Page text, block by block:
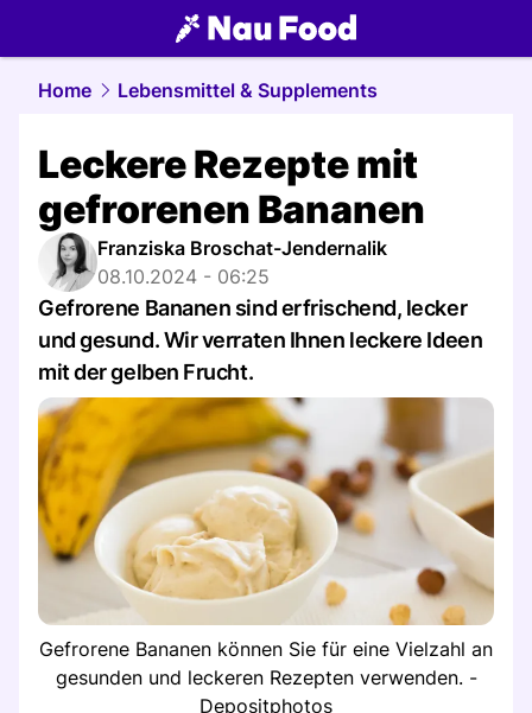
food.NAU.ch
Home Lebensmittel & Supplements
Leckere Rezepte mit
gefrorenen Bananen
Franziska Broschat-Jendernalik
08.10.2024 - 06:25
Gefrorene Bananen sind erfrischend, lecker
und gesund. Wir verraten Ihnen leckere Ideen
mit der gelben Frucht.
Gefrorene Bananen können Sie für eine Vielzahl an
gesunden und leckeren Rezepten verwenden. -
Depositphotos